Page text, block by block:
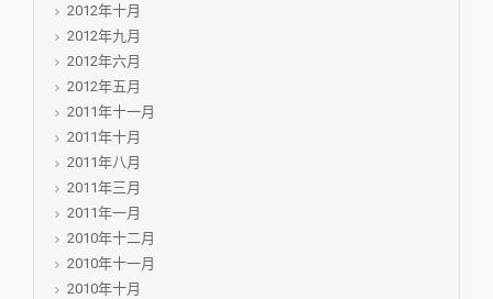
2012年十月
2012年九月
2012年六月
2012年五月
2011年十一月
2011年十月
2011年八月
2011年三月
2011年一月
2010年十二月
2010年十一月
2010年十月